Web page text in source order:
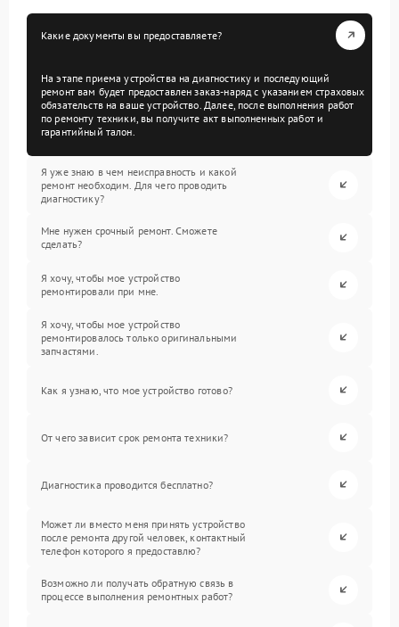
Какие документы вы предоставляете?
На этапе приема устройства на диагностику и последующий
ремонт вам будет предоставлен заказ-наряд с указанием страховых
обязательств на ваше устройство. Далее, после выполнения работ
по ремонту техники, вы получите акт выполненных работ и
гарантийный талон.
Я уже знаю в чем неисправность и какой
ремонт необходим. Для чего проводить
диагностику?
Мне нужен срочный ремонт. Сможете
сделать?
Я хочу, чтобы мое устройство
ремонтировали при мне.
Я хочу, чтобы мое устройство
ремонтировалось только оригинальными
запчастями.
Как я узнаю, что мое устройство готово?
От чего зависит срок ремонта техники?
Диагностика проводится бесплатно?
Может ли вместо меня принять устройство
после ремонта другой человек, контактный
телефон которого я предоставлю?
Возможно ли получать обратную связь в
процессе выполнения ремонтных работ?